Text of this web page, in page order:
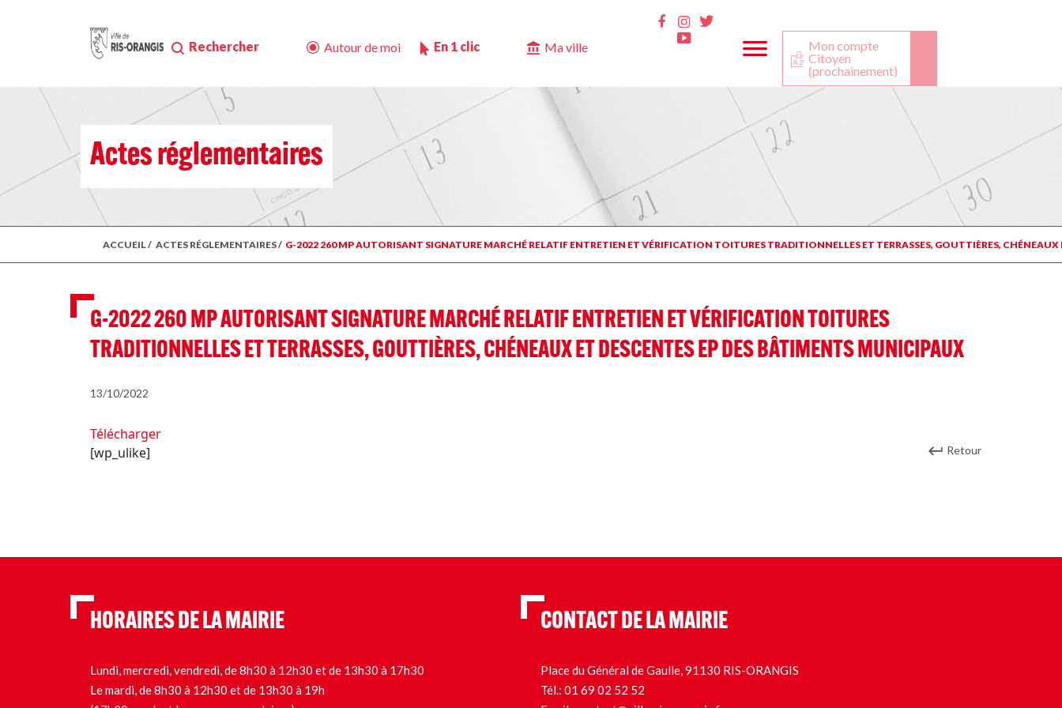
Rechercher Autour de moi En 1 clic Ma ville
Facebook
InstaTwitter
Youtube
Mon compte
Citoyen
(prochainement)
Actes réglementaires
ACCUEIL/ ACTES RÉGLEMENTAIRES/ G-2022 260 MP AUTORISANT SIGNATURE MARCHÉ RELATIF ENTRETIEN ET VÉRIFICATION TOITURES TRADITIONNELLES ET TERRASSES, GOUTTIÈRES,
G-2022 260 MP AUTORISANT SIGNATURE MARCHÉ RELATIF ENTRETIEN ET VÉRIFICATION TOITURES
TRADITIONNELLES ET TERRASSES, GOUTTIÈRES, CHÉNEAUX ET DESCENTES EP DES BÂTIMENTS MUNICIPAUX
13/10/2022
Télécharger
[wp_ulike]
Retour
HORAIRES DE LA MAIRIE
Lundi, mercredi, vendredi, de 8h30 à 12h30 et de 13h30 à 17h30
Le mardi, de 8h30 à 12h30 et de 13h30 à 19h
CONTACT DE LA MAIRIE
Place du Général de Gaulle, 91130 RIS-ORANGIS
Tél.: 01 69 02 52 52